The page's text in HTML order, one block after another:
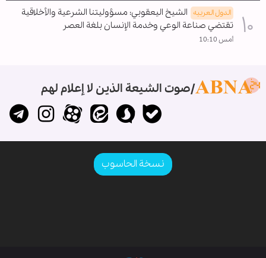
الدول العربیه الشيخ اليعقوبي: مسؤوليتنا الشرعية والأخلاقية
تقتضي صناعة الوعي وخدمة الإنسان بلغة العصر
أمس 10:10
صوت الشيعة الذين لا إعلام لهم
نسخة الحاسوب